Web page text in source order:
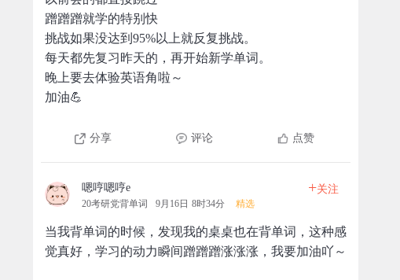
蹭蹭蹭就学的特别快
挑战如果没达到95%以上就反复挑战。
每天都先复习昨天的，再开始新学单词。
晚上要去体验英语角啦～
加油💪
分享 评论 点赞
嗯哼嗯哼e
20考研党背单词 9月16日 8时34分 精选
+关注
当我背单词的时候，发现我的桌桌也在背单词，这种感
觉真好，学习的动力瞬间蹭蹭蹭涨涨涨，我要加油吖～